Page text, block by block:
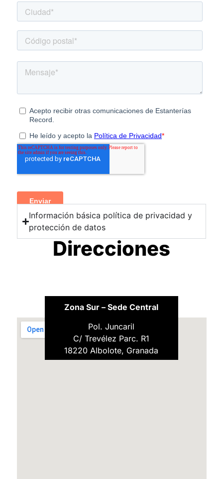
Información básica política de privacidad y
protección de datos
Direcciones
Zona Sur – Sede Central
Pol. Juncaril
C/ Trevélez Parc. R1
18220 Albolote, Granada